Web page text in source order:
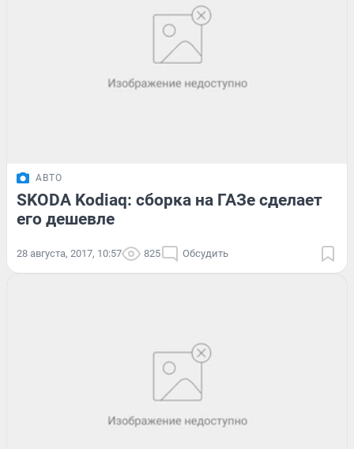
АВТО
SKODA Kodiaq: сборка на ГАЗе сделает
его дешевле
28 августа, 2017, 10:57 825 Обсудить